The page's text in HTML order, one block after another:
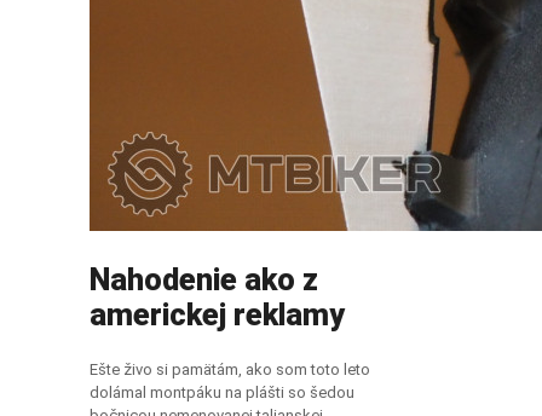
Nahodenie ako z
americkej reklamy
Ešte živo si pamätám, ako som toto leto
dolámal montpáku na plášti so šedou